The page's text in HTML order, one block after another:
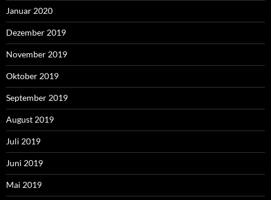
Januar 2020
Dezember 2019
November 2019
Oktober 2019
September 2019
August 2019
Juli 2019
Juni 2019
Mai 2019